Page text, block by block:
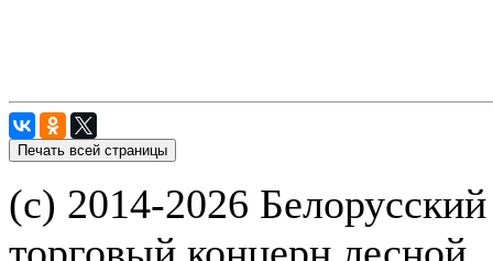
(с) 2014-2026